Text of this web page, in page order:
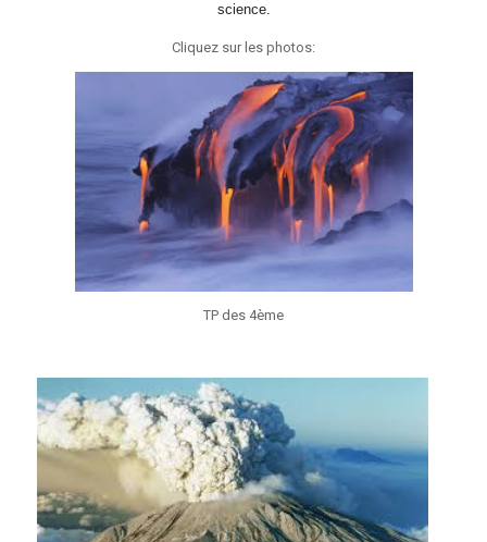
science.
Cliquez sur les photos:
TP des 4ème